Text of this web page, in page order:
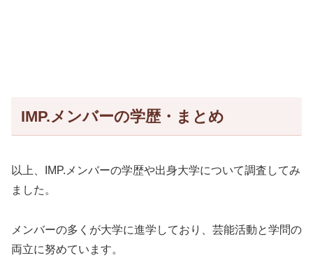
IMP.メンバーの学歴・まとめ
以上、IMP.メンバーの学歴や出身大学について調査してみ
ました。
メンバーの多くが大学に進学しており、芸能活動と学問の
両立に努めています。